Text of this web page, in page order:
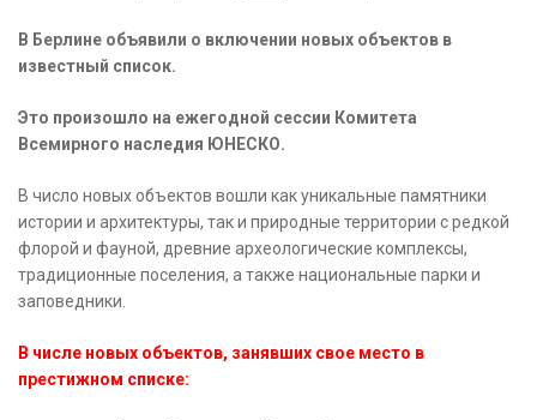
В Берлине объявили о включении новых объектов в
известный список.
Это произошло на ежегодной сессии Комитета
Всемирного наследия ЮНЕСКО.
В число новых объектов вошли как уникальные памятники
истории и архитектуры, так и природные территории с редкой
флорой и фауной, древние археологические комплексы,
традиционные поселения, а также национальные парки и
заповедники.
В числе новых объектов, занявших свое место в
престижном списке: